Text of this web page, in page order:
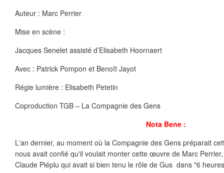
Auteur : Marc Perrier
Mise en scène :
Jacques Senelet assisté d’Elisabeth Hoornaert
Avec : Patrick Pompon et Benoît Jayot
Régie lumière : Elisabeth Petetin
Coproduction TGB – La Compagnie des Gens
Nota Bene :
L'an dernier, au moment où la Compagnie des Gens préparait
nous avait confié qu'il voulait monter cette œuvre de Marc
Claude Piéplu qui avait si bien tenu le rôle de Gus dans "6